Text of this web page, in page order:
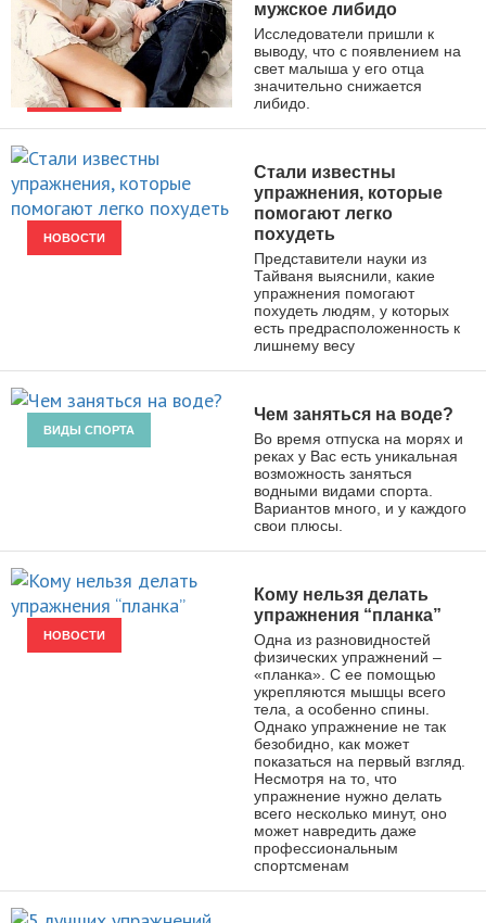
мужское либидо
Исследователи пришли к
выводу, что с появлением на
свет малыша у его отца
значительно снижается
либидо.
НОВОСТИ
Стали известны
упражнения, которые
помогают легко
похудеть
Представители науки из
Тайваня выяснили, какие
упражнения помогают
похудеть людям, у которых
есть предрасположенность к
лишнему весу
ВИДЫ СПОРТА
Чем заняться на воде?
Во время отпуска на морях и
реках у Вас есть уникальная
возможность заняться
водными видами спорта.
Вариантов много, и у каждого
свои плюсы.
НОВОСТИ
Кому нельзя делать
упражнения “планка”
Одна из разновидностей
физических упражнений –
«планка». С ее помощью
укрепляются мышцы всего
тела, а особенно спины.
Однако упражнение не так
безобидно, как может
показаться на первый взгляд.
Несмотря на то, что
упражнение нужно делать
всего несколько минут, оно
может навредить даже
профессиональным
спортсменам